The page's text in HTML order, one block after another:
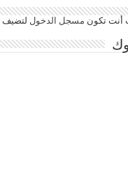
أنت تكون مسجل الدخوللتضيف